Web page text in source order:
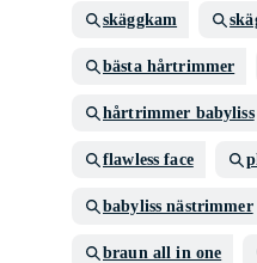
skäggkam
bästa hårtrimmer
hårtrimmer babyliss
flawless face
babyliss nästrimmer
braun all in one